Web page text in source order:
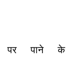
पाने